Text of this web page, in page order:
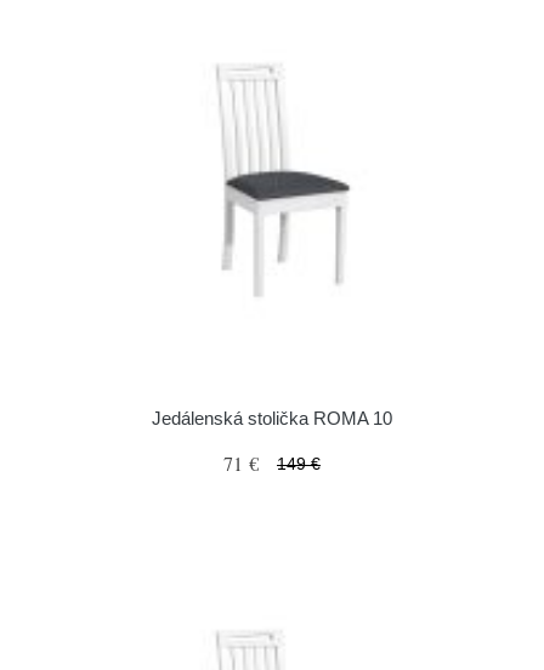
Jedálenská stolička ROMA 10
71 € 149 €